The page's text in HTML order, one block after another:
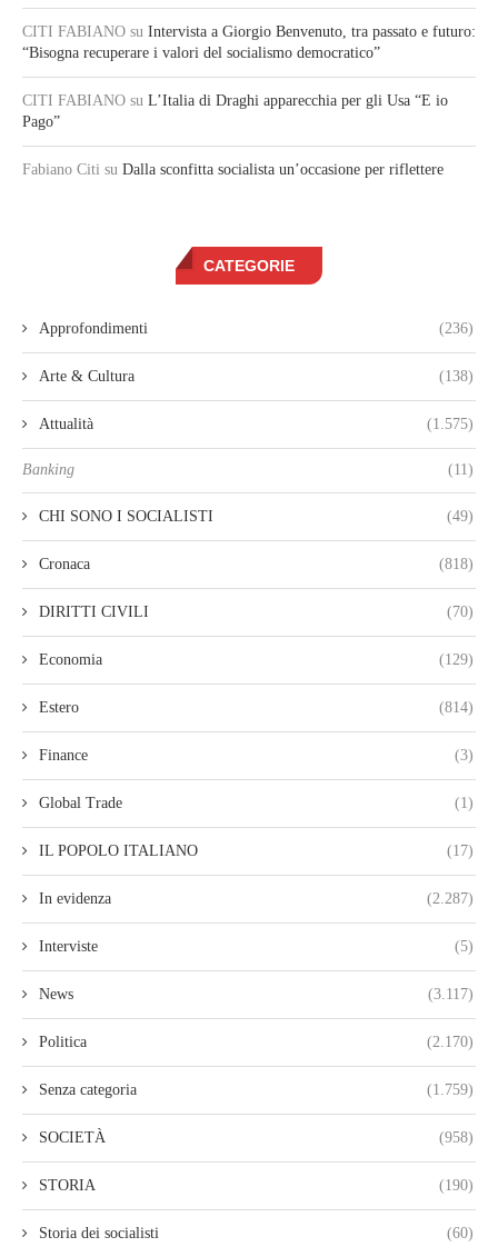
CITI FABIANO su Intervista a Giorgio Benvenuto, tra passato e futuro:
“Bisogna recuperare i valori del socialismo democratico”
CITI FABIANO su L’Italia di Draghi apparecchia per gli Usa “E io
Pago”
Fabiano Citi su Dalla sconfitta socialista un’occasione per riflettere
CATEGORIE
Approfondimenti (236)
Arte & Cultura (138)
Attualità (1.575)
Banking (11)
CHI SONO I SOCIALISTI (49)
Cronaca (818)
DIRITTI CIVILI (70)
Economia (129)
Estero (814)
Finance (3)
Global Trade (1)
IL POPOLO ITALIANO (17)
In evidenza (2.287)
Interviste (5)
News (3.117)
Politica (2.170)
Senza categoria (1.759)
SOCIETÀ (958)
STORIA (190)
Storia dei socialisti (60)